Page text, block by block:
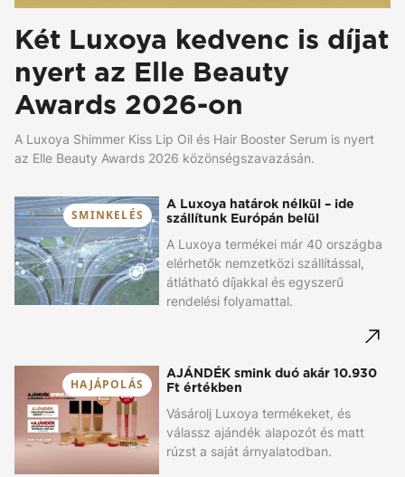
Két Luxoya kedvenc is díjat
nyert az Elle Beauty
Awards 2026-on
A Luxoya Shimmer Kiss Lip Oil és Hair Booster Serum is nyert
az Elle Beauty Awards 2026 közönségszavazásán.
SMINKELÉS
A Luxoya határok nélkül – ide
szállítunk Európán belül
A Luxoya termékei már 40 országba
elérhetők nemzetközi szállítással,
átlátható díjakkal és egyszerű
rendelési folyamattal.
HAJÁPOLÁS
AJÁNDÉK smink duó akár 10.930
Ft értékben
Vásárolj Luxoya termékeket, és
válassz ajándék alapozót és matt
rúzst a saját árnyalatodban.